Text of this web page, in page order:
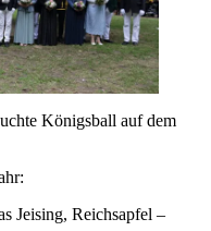
Königsball auf dem
Jeising, Reichsapfel –